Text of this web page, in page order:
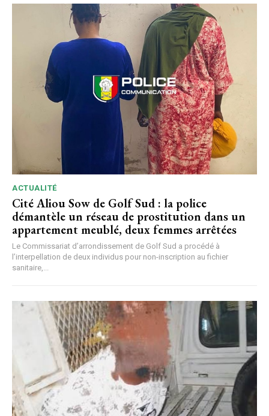
ACTUALITÉ
Cité Aliou Sow de Golf Sud : la police
démantèle un réseau de prostitution dans un
appartement meublé, deux femmes arrêtées
Le Commissariat d’arrondissement de Golf Sud a procédé à
l’interpellation de deux individus pour non-inscription au fichier
sanitaire,...